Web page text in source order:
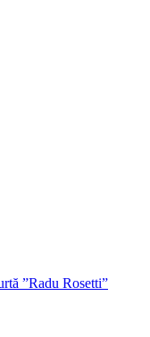
”Radu Rosetti”